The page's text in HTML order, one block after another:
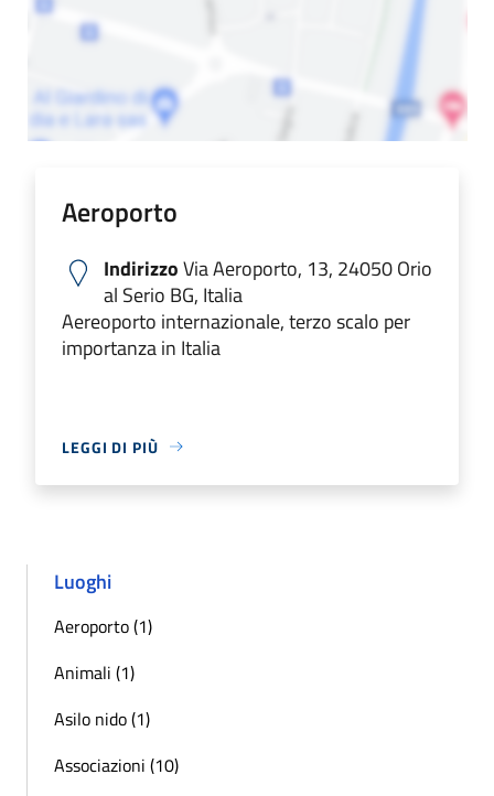
Aeroporto
IndirizzoVia Aeroporto, 13, 24050 Orio
al Serio BG, Italia
Aereoporto internazionale, terzo scalo per
importanza in Italia
LEGGI DI PIÙ
Luoghi
Aeroporto (1)
Animali (1)
Asilo nido (1)
Associazioni (10)